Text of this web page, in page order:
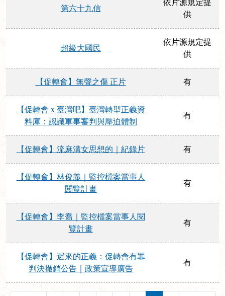
第六十九信
依片源規定提
供
超級大國民
依片源規定提
供
【促轉會】無聲之傷 正片 有
【促轉會 x 臺灣吧】臺灣轉型正義資
料庫：認識軍事審判與壓迫體制
有
【促轉會】流麻溝女思想的｜紀錄片 有
【促轉會】林俊義｜監控檔案當事人
閱覽計畫
有
【促轉會】李喬｜監控檔案當事人閱
覽計畫
有
【促轉會】遲來的正義：促轉會有罪
判決撤銷公告｜政策宣導廣告
有